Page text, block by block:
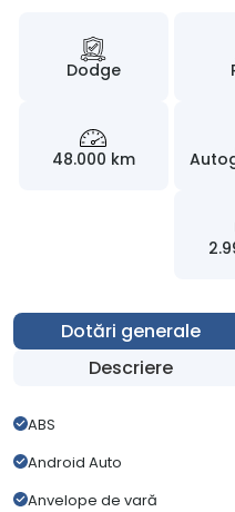
Dodge
48.000 km
Dotări generale
Descriere
ABS
Android Auto
Anvelope de vară